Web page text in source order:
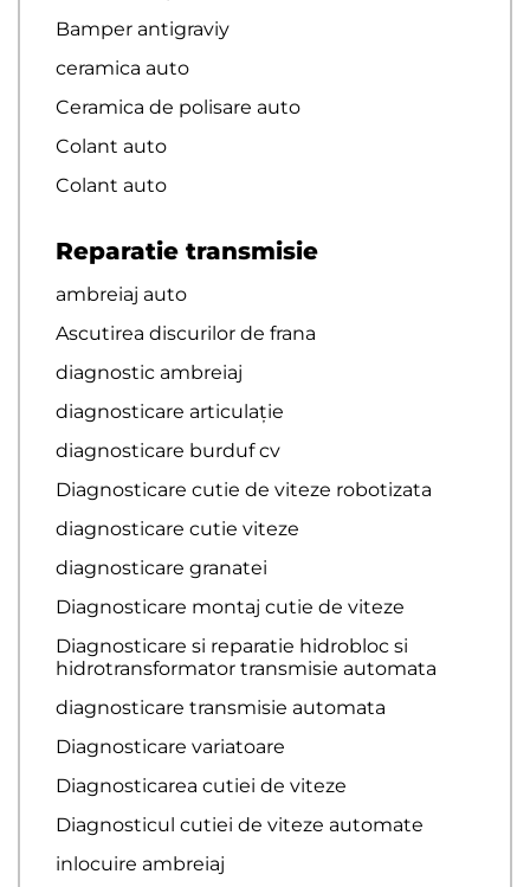
Bamper antigraviy
ceramica auto
Ceramica de polisare auto
Colant auto
Colant auto
Reparatie transmisie
ambreiaj auto
Ascutirea discurilor de frana
diagnostic ambreiaj
diagnosticare articulație
diagnosticare burduf cv
Diagnosticare cutie de viteze robotizata
diagnosticare cutie viteze
diagnosticare granatei
Diagnosticare montaj cutie de viteze
Diagnosticare si reparatie hidrobloc si
hidrotransformator transmisie automata
diagnosticare transmisie automata
Diagnosticare variatoare
Diagnosticarea cutiei de viteze
Diagnosticul cutiei de viteze automate
inlocuire ambreiaj